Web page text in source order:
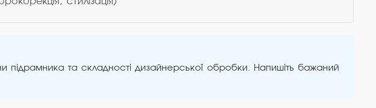
підрамника та складності дизайнерської обробки. Напишіть бажаний